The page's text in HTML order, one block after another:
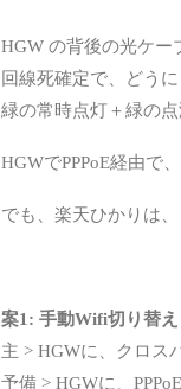
HGW の背後の光ケー
回線死確定で、どう
緑の常時点灯＋緑の
HGWでPPPoE経由で
でも、楽天ひかりは
案1: 手動Wifi切り替え
主 > HGWに、クロス
予備 > HGWに、